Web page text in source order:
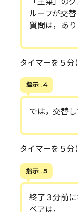
ループが交替
質問は，あり
タイマーを５分
指示 . 4
では，交替し
タイマーを５分
指示 . 5
終了３分前
ペアは，